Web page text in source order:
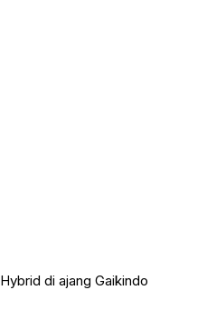
di ajang Gaikindo